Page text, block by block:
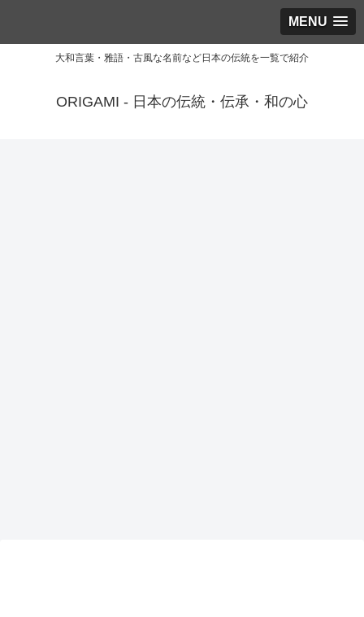
MENU
大和言葉・雅語・古風な名前など日本の伝統を一覧で紹介
ORIGAMI - 日本の伝統・伝承・和の心